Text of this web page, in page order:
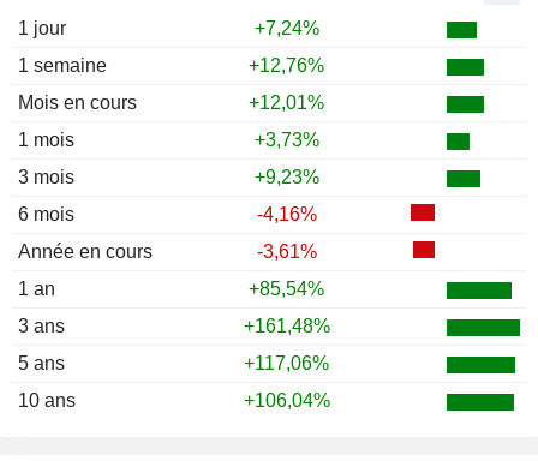
1 jour
+7,24%
1 semaine
+12,76%
Mois en cours
+12,01%
1 mois
+3,73%
3 mois
+9,23%
6 mois
-4,16%
Année en cours
-3,61%
1 an
+85,54%
3 ans
+161,48%
5 ans
+117,06%
10 ans
+106,04%
1986
+124,32%
1985
+23,33%
1984
-20,00%
1983
0,00%